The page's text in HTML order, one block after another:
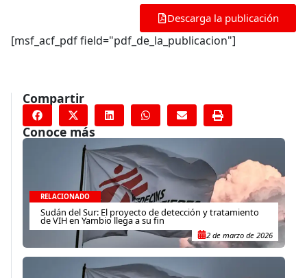
Descarga la publicación
[msf_acf_pdf field="pdf_de_la_publicacion"]
Compartir
Conoce más
RELACIONADO
Sudán del Sur: El proyecto de detección y tratamiento
de VIH en Yambio llega a su fin
2 de marzo de 2026